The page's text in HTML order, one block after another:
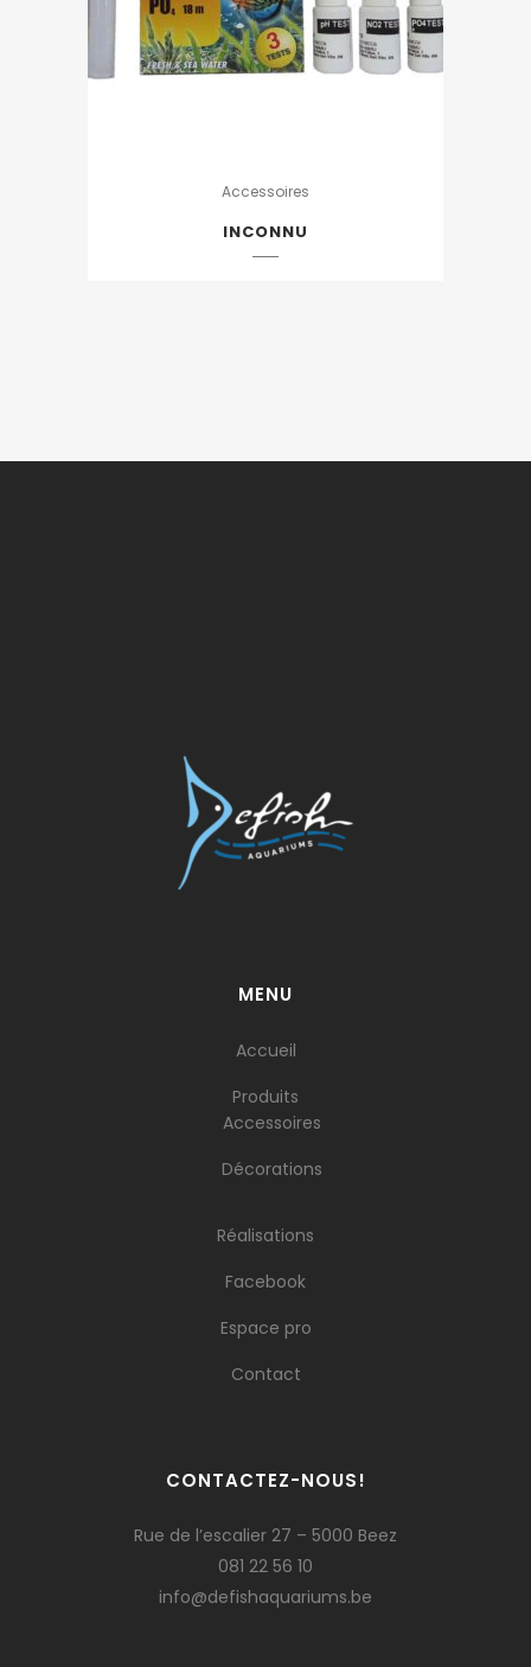
Accessoires
INCONNU
MENU
Accueil
Produits
Accessoires
Décorations
Réalisations
Facebook
Espace pro
Contact
CONTACTEZ-NOUS!
Rue de l’escalier 27 – 5000 Beez
081 22 56 10
info@defishaquariums.be